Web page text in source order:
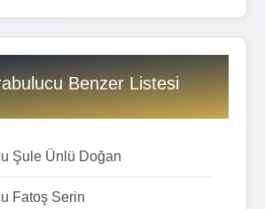
Benzer Listesi
Şule Ünlü Doğan
Fatoş Serin